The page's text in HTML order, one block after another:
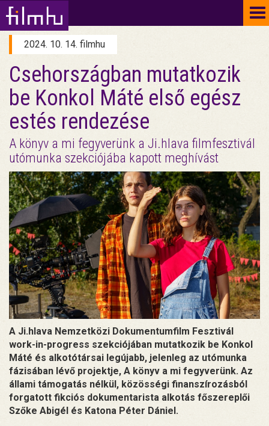
2024. 10. 14. filmhu
Csehországban mutatkozik
be Konkol Máté első egész
estés rendezése
A könyv a mi fegyverünk a Ji.hlava filmfesztivál
utómunka szekciójába kapott meghívást
A Ji.hlava Nemzetközi Dokumentumfilm Fesztivál
work-in-progress szekciójában mutatkozik be Konkol
Máté és alkotótársai legújabb, jelenleg az utómunka
fázisában lévő projektje, A könyv a mi fegyverünk. Az
állami támogatás nélkül, közösségi finanszírozásból
forgatott fikciós dokumentarista alkotás főszereplői
Szőke Abigél és Katona Péter Dániel.